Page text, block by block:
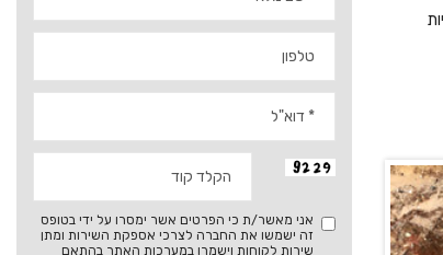
אני מאשר/ת כי הפרטים אשר ימסרו על ידי בטופס
זה ישמשו את החברה לצרכי אספקת השירות ומתן
שירות לקוחות וישמרו במערכות האתר בהתאם